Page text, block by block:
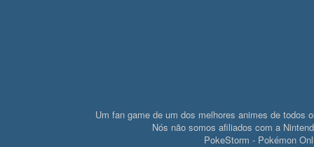
Um fan game de um dos melhores animes de todos
Nós não somos afiliados com a
PokeStorm - Pokémon